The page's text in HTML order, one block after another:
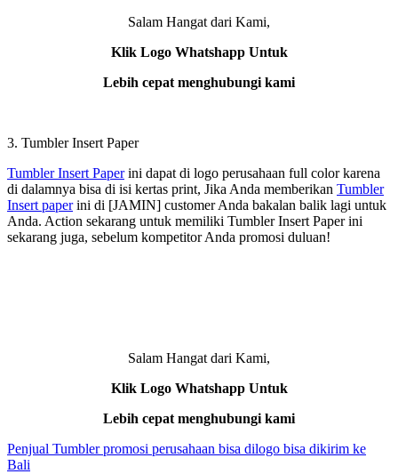
Salam Hangat dari Kami,
Klik Logo Whatshapp Untuk
Lebih cepat menghubungi kami
3. Tumbler Insert Paper
Tumbler Insert Paperini dapat di logo perusahaan full color karena
di dalamnya bisa di isi kertas print, Jika Anda memberikan Tumbler
Insert paperini di [JAMIN] customer Anda bakalan balik lagi untuk
Anda. Action sekarang untuk memiliki Tumbler Insert Paper ini
sekarang juga, sebelum kompetitor Anda promosi duluan!
Salam Hangat dari Kami,
Klik Logo Whatshapp Untuk
Lebih cepat menghubungi kami
Penjual Tumbler promosi perusahaan bisa dilogo bisa dikirim ke
Bali